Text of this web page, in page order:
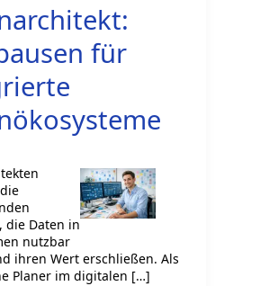
für
die Daten in
nutzbar
ihren Wert erschließen. Als
Planer im digitalen […]